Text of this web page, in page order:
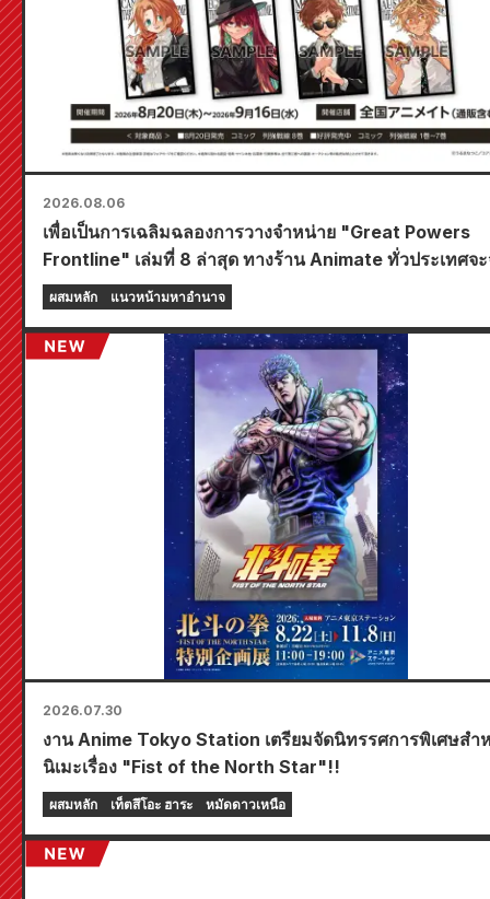
2026.08.06
เพื่อเป็นการเฉลิมฉลองการวางจำหน่าย "Great Powers
Frontline" เล่มที่ 8 ล่าสุด ทางร้าน Animate ทั่วประเทศจ
งานอีเวนต์พิเศษในช่วงเวลาจำกัด เริ่มตั้งแต่วันที่ 20 สิงหาค
โดยคุณสามารถรับมินิการ์ดสุดพิเศษ (ทั้งหมด 4 แบบ) ได้ที่
ผสมหลัก แนวหน้ามหาอำนาจ
2026.07.30
งาน Anime Tokyo Station เตรียมจัดนิทรรศการพิเศษสำ
นิเมะเรื่อง "Fist of the North Star"!!
ผสมหลัก เท็ตสึโอะ ฮาระ หมัดดาวเหนือ